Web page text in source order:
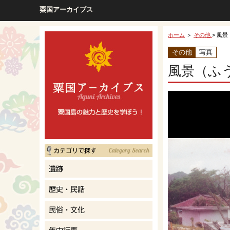
粟国アーカイブス
ホーム ＞ その他 > 風景
その他 写真
風景（ふ